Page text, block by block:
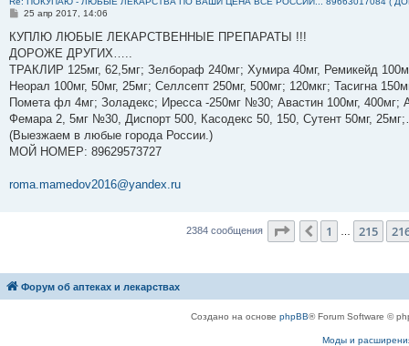
С
о
щ
е
и
е
25 апр 2017, 14:06
КУПЛЮ ЛЮБЫЕ ЛЕКАРСТВЕННЫЕ ПРЕПАРАТЫ !!!
ДОРОЖЕ ДРУГИХ…..
ТРАКЛИР 125мг, 62,5мг; Зелбораф 240мг; Хумира 40мг, Ремикейд
Неорал 100мг, 50мг, 25мг; Селлсепт 250мг, 500мг; 120мкг; Тасигна
Помета фл 4мг; Золадекс; Иресса -250мг №30; Авастин 100мг, 400мг;
Фемара 2, 5мг №30, Диспорт 500, Касодекс 50, 150, Сутент 50мг,
(Выезжаем в любые города России.)
МОЙ НОМЕР: ‪89629573727‬
roma.mamedov2016@yandex.ru
2384 сообщения Страница 217из
Пред.
1 215
Форум об аптеках и лекарствах
Создано на основе phpBB® Forum Software ©
Моды и